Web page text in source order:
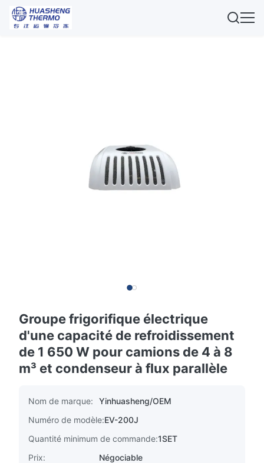
Groupe frigorifique électrique
d'une capacité de refroidissement
de 1 650 W pour camions de 4 à 8
m³ et condenseur à flux parallèle
Nom de marque:
Yinhuasheng/OEM
Numéro de modèle:EV-200J
Quantité minimum de commande:1SET
Prix:
Négociable